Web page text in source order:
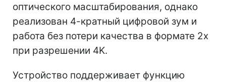
оптического масштабирования, однако
реализован 4-кратный цифровой зум и
работа без потери качества в формате 2х
при разрешении 4K.
Устройство поддерживает функцию